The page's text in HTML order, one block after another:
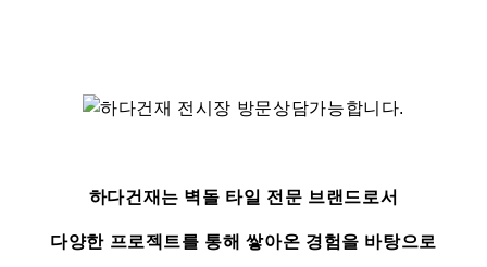
하다건재는 벽돌 타일 전문 브랜드로서
다양한 프로젝트를 통해 쌓아온 경험을 바탕으로